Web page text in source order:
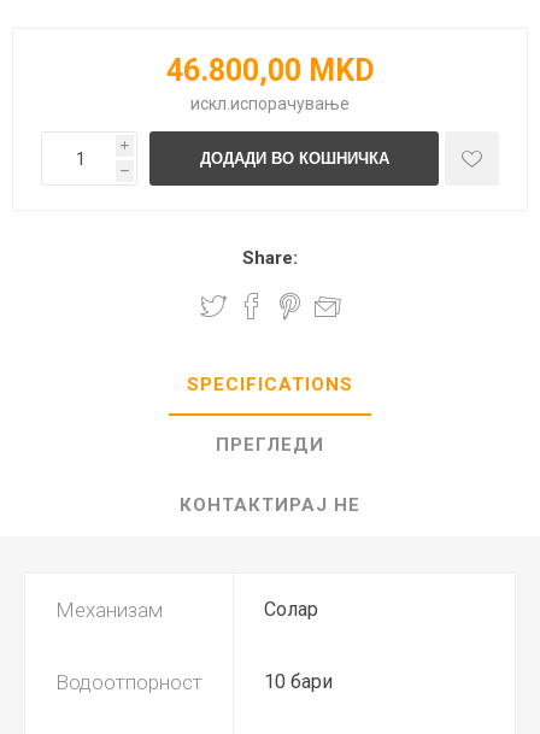
46.800,00 MKD
искл. испорачување
i
h
Share:
SPECIFICATIONS
ПРЕГЛЕДИ
КОНТАКТИРАЈ НЕ
Механизам Солар
Водоотпорност 10 бари